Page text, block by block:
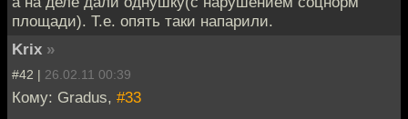
площади). Т.е. опять таки напарили.
Krix »
#42 | 26.02.11 00:39
Кому: Gradus, #33